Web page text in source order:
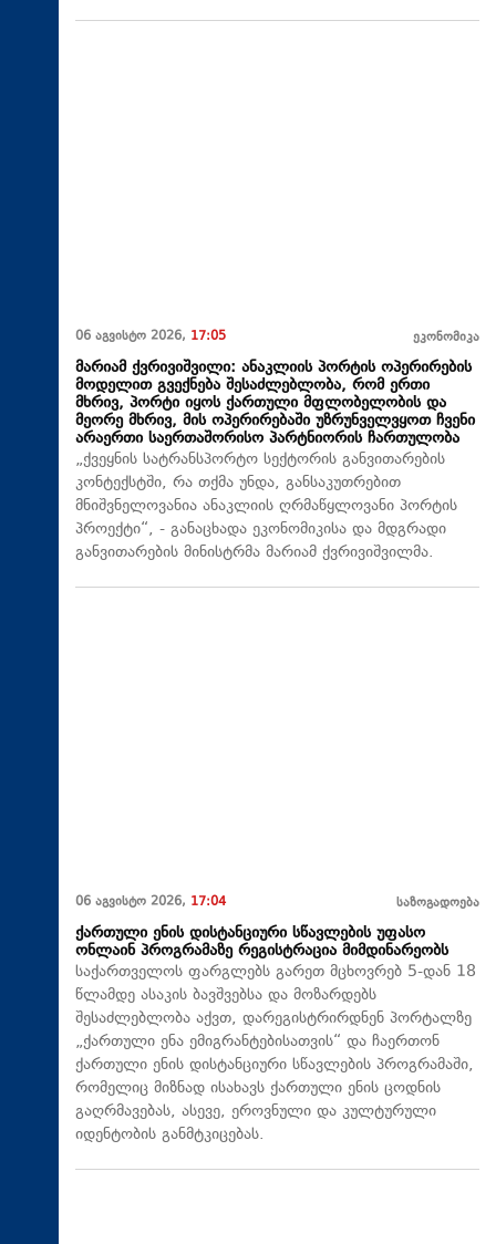
06 აგვისტო 2026, 17:05 ეკონომიკა
მარიამ ქვრივიშვილი: ანაკლიის პორტის ოპერირების
მოდელით გვექნება შესაძლებლობა, რომ ერთი
მხრივ, პორტი იყოს ქართული მფლობელობის და
მეორე მხრივ, მის ოპერირებაში უზრუნველვყოთ ჩვენი
არაერთი საერთაშორისო პარტნიორის ჩართულობა
„ქვეყნის სატრანსპორტო სექტორის განვითარების
კონტექსტში, რა თქმა უნდა, განსაკუთრებით
მნიშვნელოვანია ანაკლიის ღრმაწყლოვანი პორტის
პროექტი“, - განაცხადა ეკონომიკისა და მდგრადი
განვითარების მინისტრმა მარიამ ქვრივიშვილმა.
06 აგვისტო 2026, 17:04 საზოგადოება
ქართული ენის დისტანციური სწავლების უფასო
ონლაინ პროგრამაზე რეგისტრაცია მიმდინარეობს
საქართველოს ფარგლებს გარეთ მცხოვრებ 5-დან 18
წლამდე ასაკის ბავშვებსა და მოზარდებს
შესაძლებლობა აქვთ, დარეგისტრირდნენ პორტალზე
„ქართული ენა ემიგრანტებისათვის“ და ჩაერთონ
ქართული ენის დისტანციური სწავლების პროგრამაში,
რომელიც მიზნად ისახავს ქართული ენის ცოდნის
გაღრმავებას, ასევე, ეროვნული და კულტურული
იდენტობის განმტკიცებას.